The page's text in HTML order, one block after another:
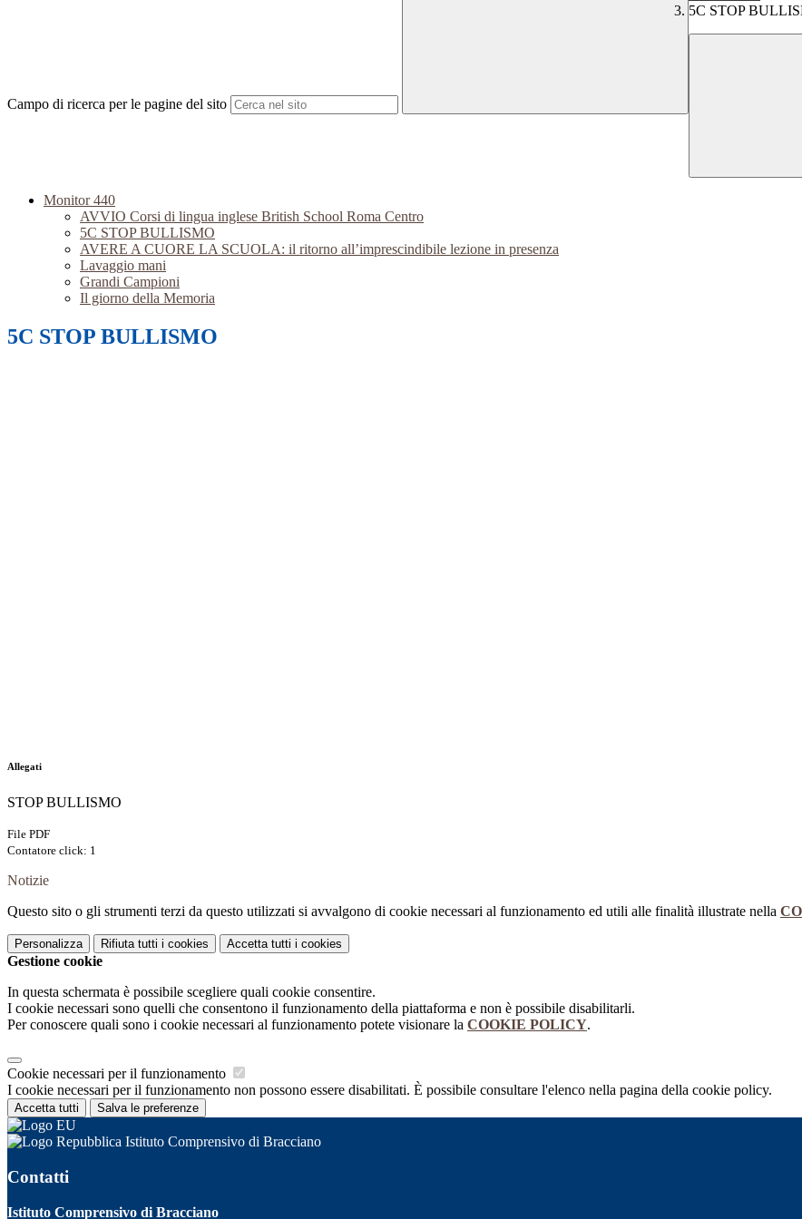
Campo di ricerca per le pagine del sito
5C STOP
Monitor 440
AVVIO Corsi di lingua inglese British School Roma Centro
5C STOP BULLISMO
AVERE A CUORE LA SCUOLA: il ritorno all’imprescindibile lezione in presenza
Lavaggio mani
Grandi Campioni
Il giorno della Memoria
5C STOP BULLISMO
Allegati
STOP BULLISMO
File PDF
Contatore click: 1
Notizie
Questo sito o gli strumenti terzi da questo utilizzati si avvalgono di cookie necessari al funzionamento ed utili alle finalità illustrate nella
Personalizza Rifiuta tutti i cookies Accetta tutti i cookies
Gestione cookie
In questa schermata è possibile scegliere quali cookie consentire.
I cookie necessari sono quelli che consentono il funzionamento della piattaforma e non è possibile disabilitarli.
Per conoscere quali sono i cookie necessari al funzionamento potete visionare la COOKIE POLICY.
Cookie necessari per il funzionamento
I cookie necessari per il funzionamento non possono essere disabilitati. È possibile consultare l'elenco nella pagina della cookie policy.
Accetta tutti Salva le preferenze
Istituto Comprensivo di Bracciano
Contatti
Istituto Comprensivo di Bracciano